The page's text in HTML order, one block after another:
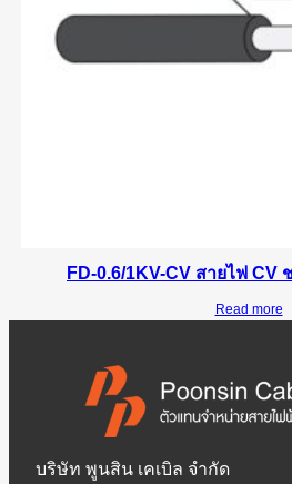
FD-0.6/1KV-CV สายไฟ
Read more
บริษัท พูนสิน เคเบิล จำกัด